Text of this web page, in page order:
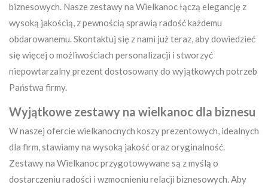
biznesowych. Nasze zestawy na Wielkanoc łączą elegancję z
wysoką jakością, z pewnością sprawią radość każdemu
obdarowanemu. Skontaktuj się z nami już teraz, aby dowiedzieć
się więcej o możliwościach personalizacji i stworzyć
niepowtarzalny prezent dostosowany do wyjątkowych potrzeb
Państwa firmy.
Wyjątkowe zestawy na wielkanoc dla biznesu
W naszej ofercie wielkanocnych koszy prezentowych, idealnych
dla firm, stawiamy na wysoką jakość oraz oryginalność.
Zestawy na Wielkanoc przygotowywane są z myślą o
dostarczeniu radości i wzmocnieniu relacji biznesowych. Aby